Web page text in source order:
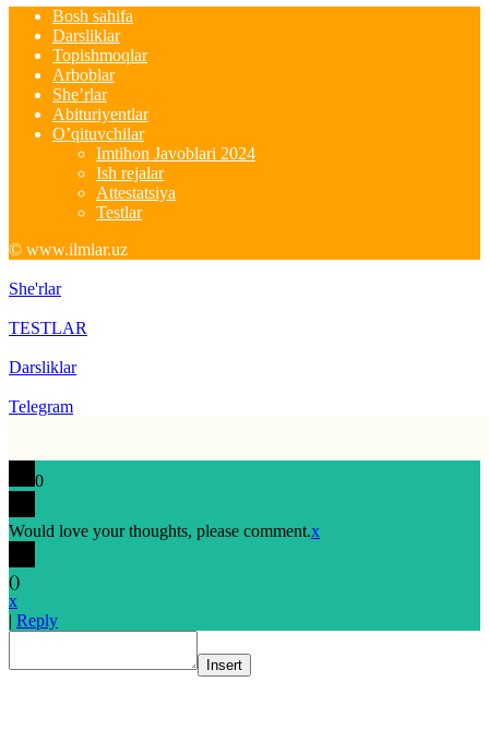
Bosh sahifa
Darsliklar
Topishmoqlar
Arboblar
She’rlar
Abituriyentlar
O’qituvchilar
Imtihon Javoblari 2024
Ish rejalar
Attestatsiya
Testlar
© www.ilmlar.uz
She'rlar
TESTLAR
Darsliklar
Telegram
0
Would love your thoughts, please comment.x
()
x
| Reply
Insert